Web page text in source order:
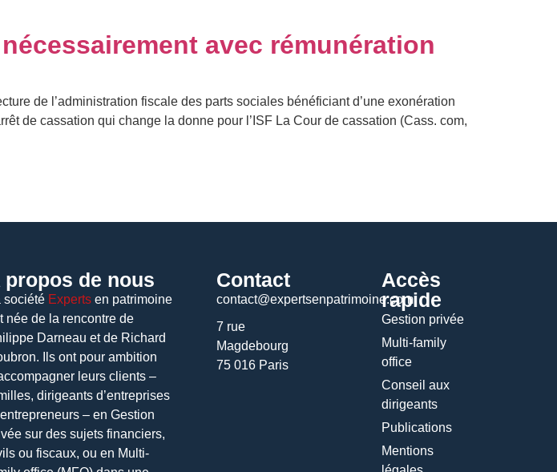
avec rémunération
de l’administration fiscale des parts sociales bénéficiant d’une exonération
de cassation qui change la donne pour l’ISF La Cour de cassation (Cass. com,
propos de nous
société Expertsen patrimoine
née de la rencontre de
Darneau et de Richard
Ils ont pour ambition
leurs clients –
dirigeants d’entreprises
– en Gestion
sur des sujets financiers,
ou fiscaux, ou en Multi-
Contact
contact@expertsenpatrimoine.com
7 rue
Magdebourg
75 016 Paris
Accès
rapide
Gestion privée
Multi-family
office
Conseil aux
dirigeants
Publications
Mentions